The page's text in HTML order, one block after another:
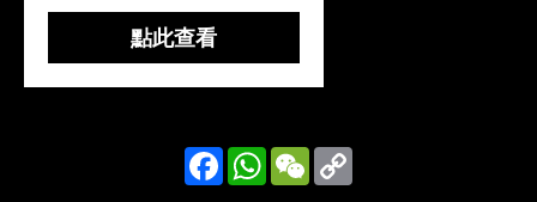
和黑色。 油亮和潤澤隨佩
戴時間增加隨時間之變化
感受琥珀蜜蠟之趣專營緬
點此查看
FacebookWhatsApp
WeChat